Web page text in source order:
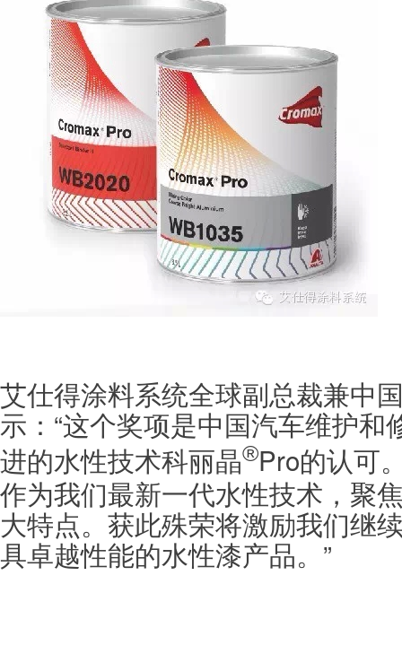
艾仕得涂料系统全球副总裁兼中
示：“这个奖项是中国汽车维护和
进的水性技术科丽晶®Pro的认可
作为我们最新一代水性技术，聚
大特点。获此殊荣将激励我们继
具卓越性能的水性漆产品。”